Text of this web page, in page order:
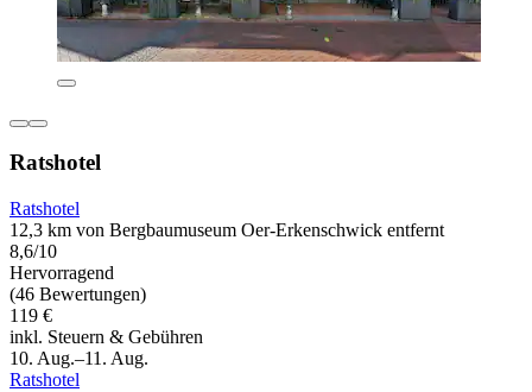
Ratshotel
Ratshotel
12,3 km von Bergbaumuseum Oer-Erkenschwick entfernt
8,6/10
Hervorragend
(46 Bewertungen)
119 €
inkl. Steuern & Gebühren
10. Aug.–11. Aug.
Ratshotel